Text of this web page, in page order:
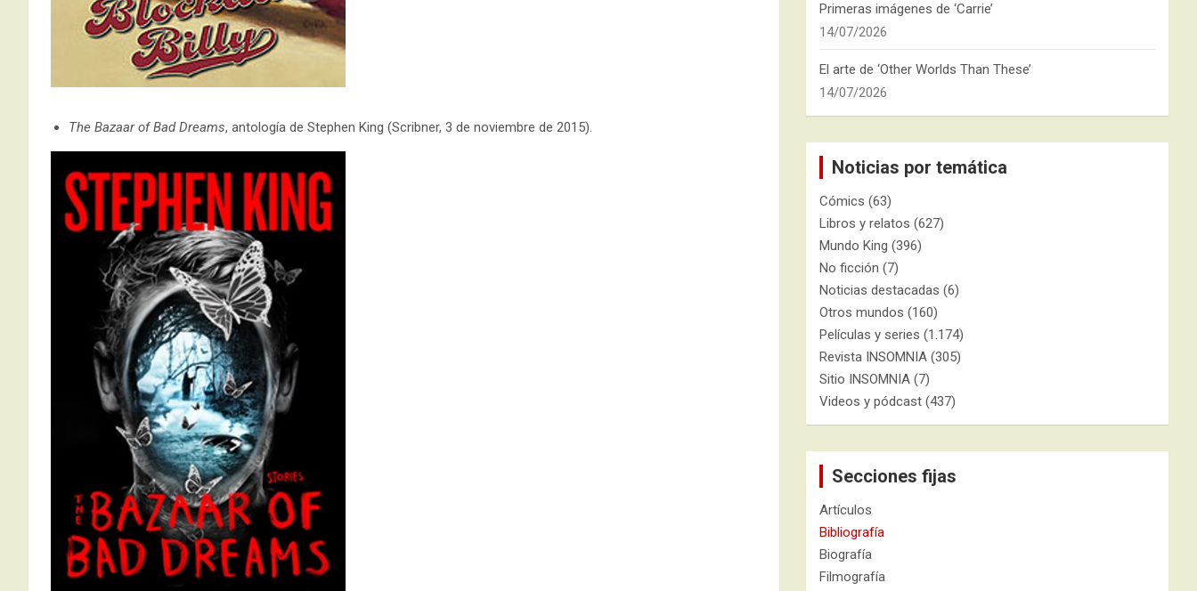
The Bazaar of Bad Dreams, antología de Stephen King (Scribner, 3 de noviembre de 2015).
Primeras imágenes de ‘Carrie’
14/07/2026
El arte de ‘Other Worlds Than These’
14/07/2026
Noticias por temática
Cómics (63)
Libros y relatos (627)
Mundo King (396)
No ficción (7)
Noticias destacadas (6)
Otros mundos (160)
Películas y series (1.174)
Revista INSOMNIA (305)
Sitio INSOMNIA (7)
Videos y pódcast (437)
Secciones fijas
Artículos
Bibliografía
Biografía
Filmografía